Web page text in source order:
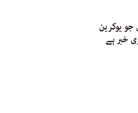
یوکرین
خبر ہے